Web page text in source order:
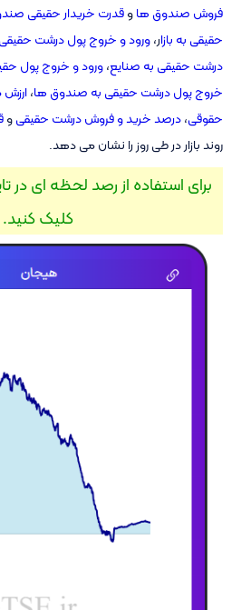
فروش صندوق هاوقدرت خریدار حقیقی
حقیقی به بازار،ورود و خروج پول درشت حقیقی
درشت حقیقی به صنایع،ورود و خروج پول
خروج پول درشت حقیقی به صندوق ها،
حقوقی،درصد خرید و فروش درشت حقیقیو
روند بازار در طی روز را نشان می دهد.
برای استفاده از رصد لحظه ای در
کلیک کنید.